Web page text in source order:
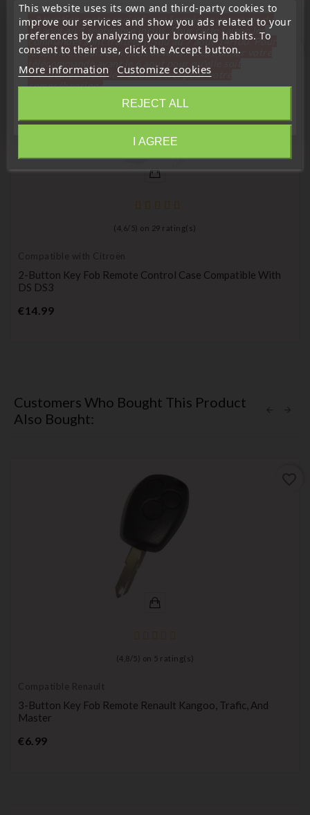
( 4,6/ 5) on 29 rating(s)
Compatible with Citroën
2-Button Key Fob Remote Control Case Compatible With
DS DS3
€14.99Price
Customers Who Bought This Product
Also Bought:
(4,8 / 5) on 5 rating(s)
Compatible Renault
3-Button Key Fob Remote Renault Kangoo, Trafic, And
Master
€6.99Price
This website uses its own and third-party cookies to
improve our services and show you ads related to your
preferences by analyzing your browsing habits. To
consent to their use, click the Accept button.
More information Customize cookies
REJECT ALL
I AGREE
« Attention, notre société sera fermée pour congés du
10 aout au 1 septembre inclus. Pour cette raison les
commandes sont traitées jusqu'au 7 aout 14H00. Pour
le service réparation nous devons réceptionner votre
télécommande avant le 6 aout pour qu'elle soit
réexpédiée avant le 7 aout. Merci pour votre
compréhension»
Close
Information